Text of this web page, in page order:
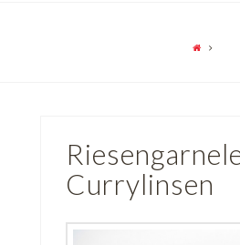
Currylinsen